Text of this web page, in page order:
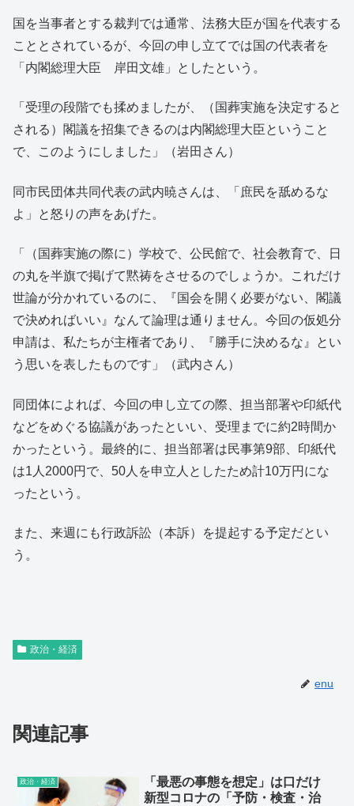
国を当事者とする裁判では通常、法務大臣が国を代表する
こととされているが、今回の申し立てでは国の代表者を
「内閣総理大臣 岸田文雄」としたという。
「受理の段階でも揉めましたが、（国葬実施を決定すると
される）閣議を招集できるのは内閣総理大臣ということ
で、このようにしました」（岩田さん）
同市民団体共同代表の武内暁さんは、「庶民を舐めるな
よ」と怒りの声をあげた。
「（国葬実施の際に）学校で、公民館で、社会教育で、日
の丸を半旗で掲げて黙祷をさせるのでしょうか。これだけ
世論が分かれているのに、『国会を開く必要がない、閣議
で決めればいい』なんて論理は通りません。今回の仮処分
申請は、私たちが主権者であり、『勝手に決めるな』とい
う思いを表したものです」（武内さん）
同団体によれば、今回の申し立ての際、担当部署や印紙代
などをめぐる協議があったといい、受理までに約2時間か
かったという。最終的に、担当部署は民事第9部、印紙代
は1人2000円で、50人を申立人としたため計10万円にな
ったという。
また、来週にも行政訴訟（本訴）を提起する予定だとい
う。
政治・経済
enu
関連記事
政治・経済
「最悪の事態を想定」は口だけ
新型コロナの「予防・検査・治